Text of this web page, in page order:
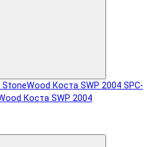
SPC-
Коста SWP 2004